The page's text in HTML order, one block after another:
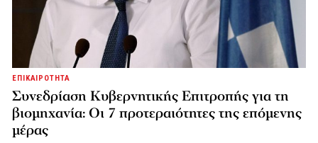
ΕΠΙΚΑΙΡΟΤΗΤΑ
Συνεδρίαση Κυβερνητικής Επιτροπής για τη
βιομηχανία: Οι 7 προτεραιότητες της επόμενης
μέρας